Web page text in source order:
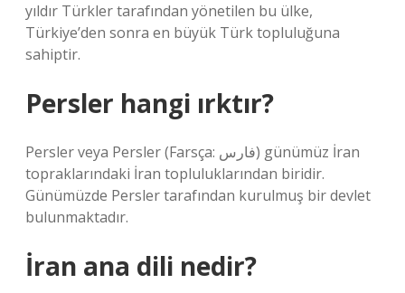
yıldır Türkler tarafından yönetilen bu ülke,
Türkiye’den sonra en büyük Türk topluluğuna
sahiptir.
Persler hangi ırktır?
Persler veya Persler (Farsça: فارس) günümüz İran
topraklarındaki İran topluluklarından biridir.
Günümüzde Persler tarafından kurulmuş bir devlet
bulunmaktadır.
İran ana dili nedir?